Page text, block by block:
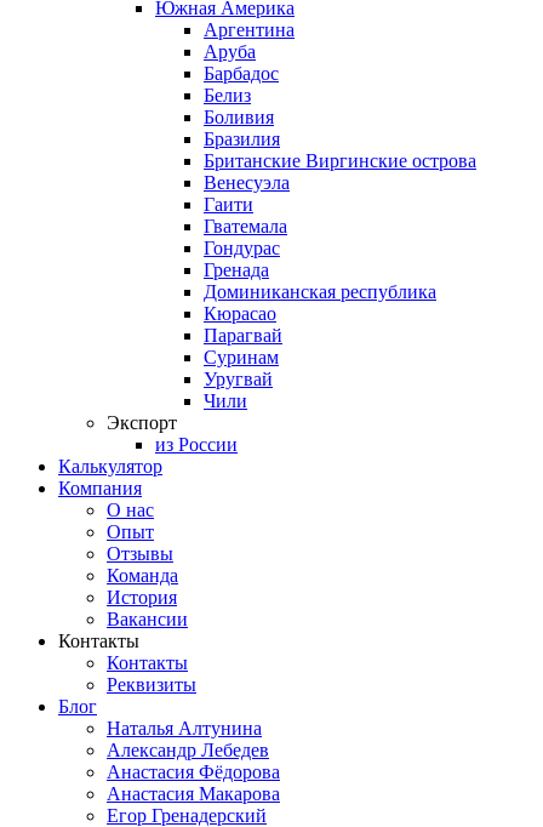
Южная Америка
Аргентина
Аруба
Барбадос
Белиз
Боливия
Бразилия
Британские Виргинские острова
Венесуэла
Гаити
Гватемала
Гондурас
Гренада
Доминиканская республика
Кюрасао
Парагвай
Суринам
Уругвай
Чили
Экспорт
из России
Калькулятор
Компания
О нас
Опыт
Отзывы
Команда
История
Вакансии
Контакты
Контакты
Реквизиты
Блог
Наталья Алтунина
Александр Лебедев
Анастасия Фёдорова
Анастасия Макарова
Егор Гренадерский